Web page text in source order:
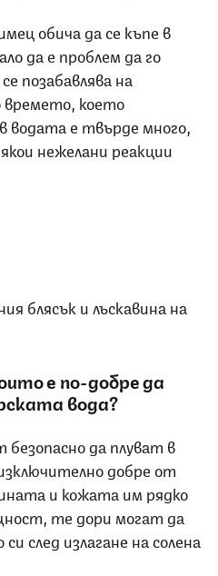
обича да се къпе в
да е проблем да го
позабавлява на
времето, което
е твърде много,
нежелани реакции
блясък и лъскавина на
е по-добре да
вода?
да плуват в
добре от
и кожата им рядко
те дори могат да
след излагане на солена